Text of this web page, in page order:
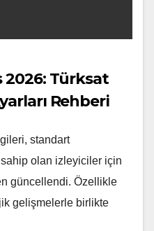
2026: Türksat
Rehberi
standart
sahip olan izleyiciler için
güncellendi. Özellikle
gelişmelerle birlikte